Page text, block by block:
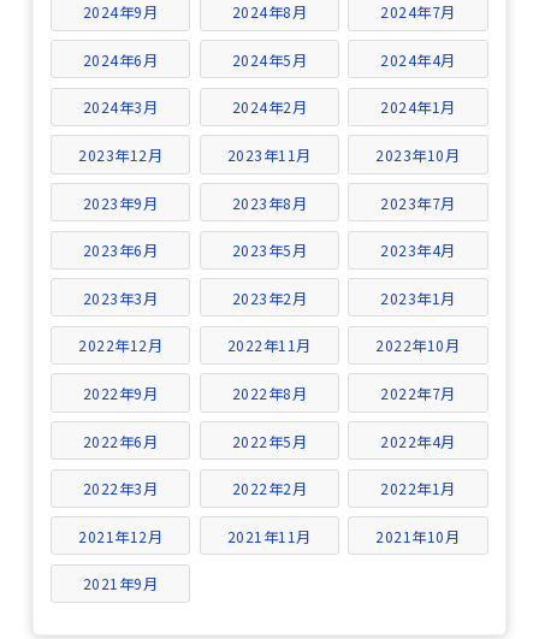
2024年9月 2024年8月 2024年7月
2024年6月 2024年5月 2024年4月
2024年3月 2024年2月 2024年1月
2023年12月 2023年11月 2023年10月
2023年9月 2023年8月 2023年7月
2023年6月 2023年5月 2023年4月
2023年3月 2023年2月 2023年1月
2022年12月 2022年11月 2022年10月
2022年9月 2022年8月 2022年7月
2022年6月 2022年5月 2022年4月
2022年3月 2022年2月 2022年1月
2021年12月 2021年11月 2021年10月
2021年9月